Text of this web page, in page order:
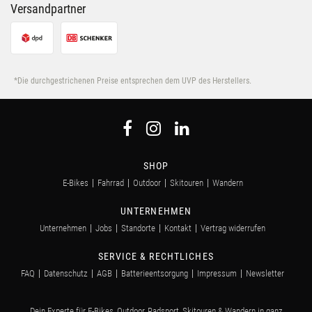
Versandpartner
*Die durchgestrichenen Preise entsprechen dem UVP des Herstellers.
SHOP
E-Bikes Fahrrad Outdoor Skitouren Wandern
UNTERNEHMEN
Unternehmen Jobs Standorte Kontakt Vertrag widerrufen
SERVICE & RECHTLICHES
FAQ Datenschutz AGB Batterieentsorgung Impressum Newsletter